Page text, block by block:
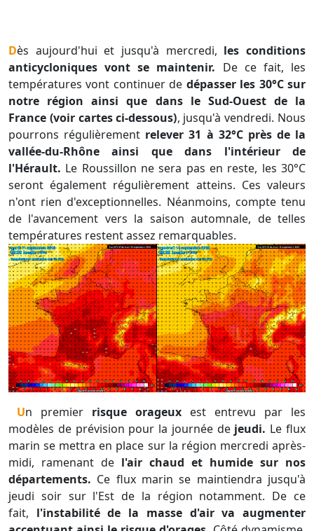
Dès aujourd'hui et jusqu'à mercredi, les conditions
anticycloniques vont se maintenir. De ce fait, les
températures vont continuer de dépasser les 30°C sur
notre région ainsi que dans le Sud-Ouest de la
France (voir cartes ci-dessous), jusqu'à vendredi. Nous
pourrons régulièrement relever 31 à 32°C près de la
vallée-du-Rhône ainsi que dans l'intérieur de
l'Hérault. Le Roussillon ne sera pas en reste, les 30°C
seront également régulièrement atteins. Ces valeurs
n'ont rien d'exceptionnelles. Néanmoins, compte tenu
de l'avancement vers la saison automnale, de telles
températures restent assez remarquables.
Un premier risque orageux est entrevu par les
modèles de prévision pour la journée de jeudi. Le flux
marin se mettra en place sur la région mercredi après-
midi, ramenant de l'air chaud et humide sur nos
départements. Ce flux marin se maintiendra jusqu'à
jeudi soir sur l'Est de la région notamment. De ce
fait, l'instabilité de la masse d'air va augmenter